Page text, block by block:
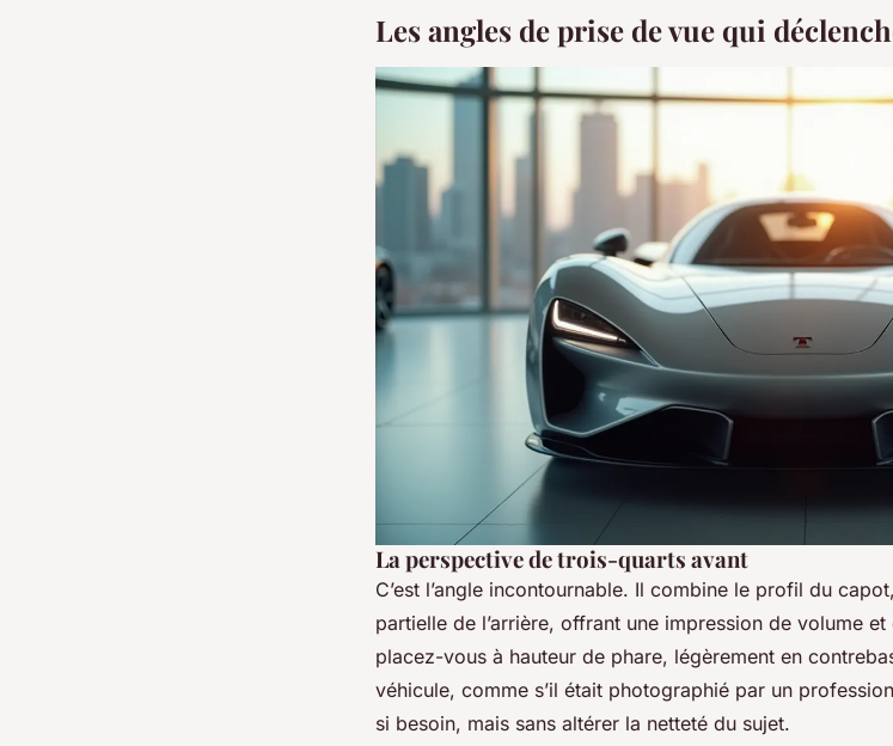
Les angles de prise de vue qui
La perspective de trois-quarts avant
C’est l’angle incontournable. Il combine le profil du
partielle de l’arrière, offrant une impression de volume
placez-vous à hauteur de phare, légèrement en
véhicule, comme s’il était photographié par un
si besoin, mais sans altérer la netteté du sujet.